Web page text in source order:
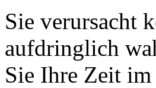
Sie verursacht
aufdringlich
Sie Ihre Zeit